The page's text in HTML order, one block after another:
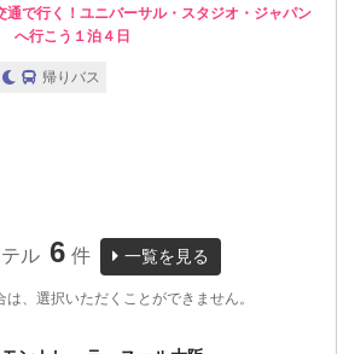
通で行く！ユニバーサル・スタジオ・ジャパン
へ行こう１泊４日
帰りバス
ル 6 件 一覧を見る
、選択いただくことができません。